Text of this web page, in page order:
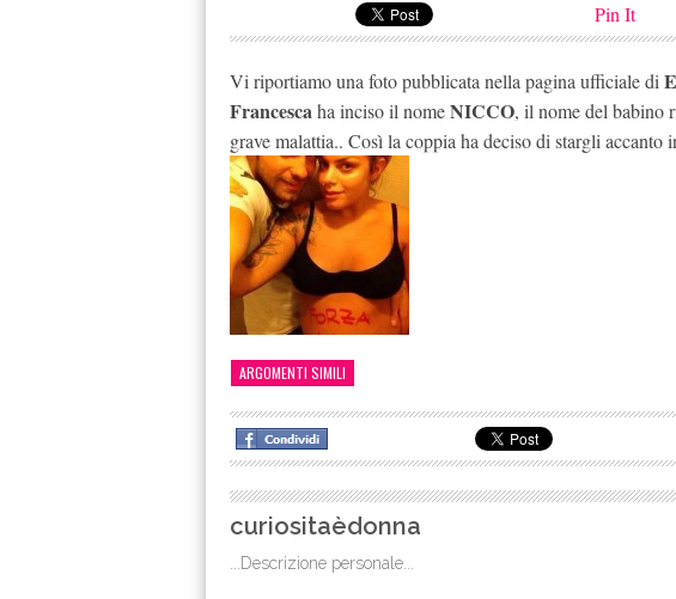
Pin It
Vi riportiamo una foto pubblicata nella pagina ufficiale di
Francescaha inciso il nomeNICCO, il nome del babino
grave malattia.. Così la coppia ha deciso di stargli accanto
ARGOMENTI SIMILI
curiositaèdonna
...Descrizione personale...